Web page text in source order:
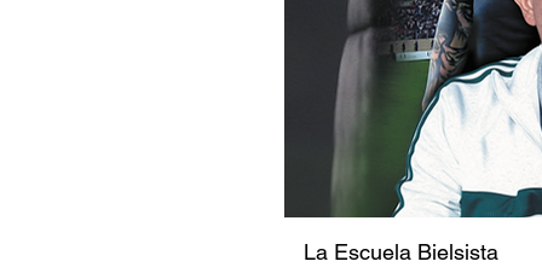
La Escuela Bielsista